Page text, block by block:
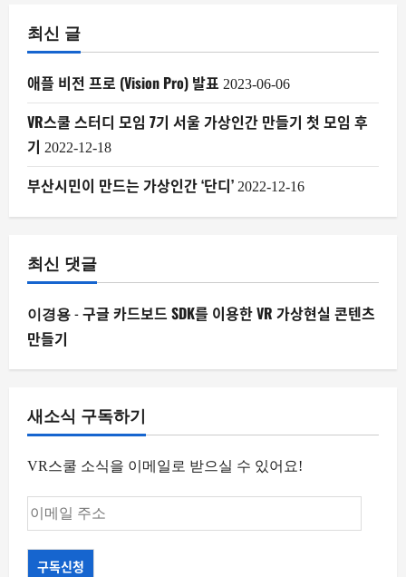
대
해
읽
어
보
김
최신 글
애플 비전 프로 (Vision Pro) 발표 2023-06-06
VR스쿨 스터디 모임 7기 서울 가상인간 만들기 첫 모임 후
기 2022-12-18
부산시민이 만드는 가상인간 ‘단디’ 2022-12-16
최신 댓글
이경용 -구글 카드보드 SDK를 이용한 VR 가상현실 콘텐츠
만들기
새소식 구독하기
VR스쿨 소식을 이메일로 받으실 수 있어요!
이
메
구독신청